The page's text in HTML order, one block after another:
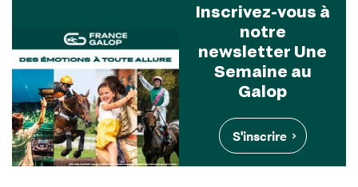
Inscrivez-vous à
notre
newsletter Une
Semaine au
Galop
S'inscrire